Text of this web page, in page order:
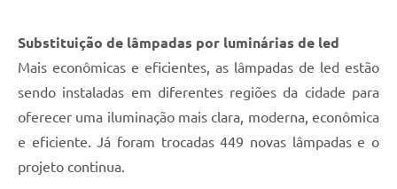
Substituição de lâmpadas por luminárias de led
Mais econômicas e eficientes, as lâmpadas de led estão
sendo instaladas em diferentes regiões da cidade para
oferecer uma iluminação mais clara, moderna, econômica
e eficiente. Já foram trocadas 449 novas lâmpadas e o
projeto continua.